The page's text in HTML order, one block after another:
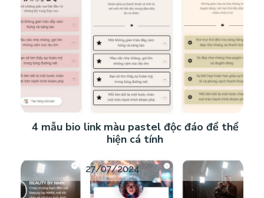
4 mẫu bio link màu pastel độc đáo để thể
hiện cá tính
27/07/2024